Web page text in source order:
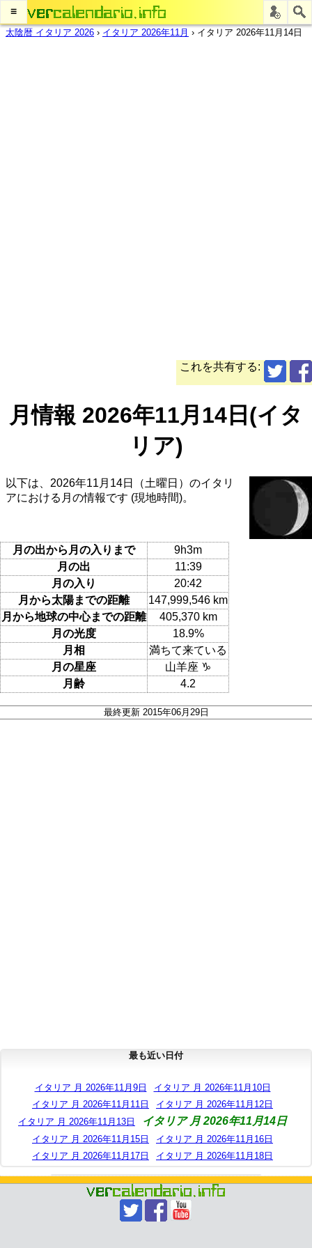
≡
太陰暦 イタリア 2026 › イタリア 2026年11月 › イタリア 2026年11月14日
これを共有する:
月情報 2026年11月14日(イタ
リア)
以下は、2026年11月14日（土曜日）のイタリ
アにおける月の情報です (現地時間)。
月の出から月の入りまで
9h3m
月の出
11:39
月の入り
20:42
月から太陽までの距離
147,999,546 km
月から地球の中心までの距離
405,370 km
月の光度
18.9%
月相
満ちて来ている
月の星座
山羊座 ♑
月齢
4.2
最終更新 2015年06月29日
最も近い日付
イタリア 月 2026年11月9日
イタリア 月 2026年11月10日
イタリア 月 2026年11月11日
イタリア 月 2026年11月12日
イタリア 月 2026年11月13日
イタリア 月 2026年11月14日
イタリア 月 2026年11月15日
イタリア 月 2026年11月16日
イタリア 月 2026年11月17日
イタリア 月 2026年11月18日